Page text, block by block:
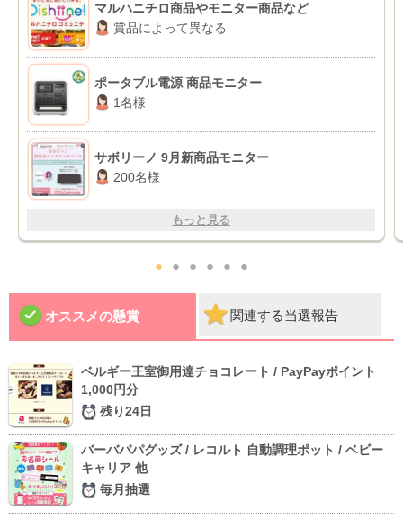
マルハニチロ商品やモニター商品など
賞品によって異なる
ポータブル電源 商品モニター
1名様
サボリーノ 9月新商品モニター
200名様
もっと見る
● ● ● ● ● ●
オススメの懸賞 関連する当選報告
ベルギー王室御用達チョコレート / PayPayポイント
1,000円分
残り24日
バーバパパグッズ / レコルト 自動調理ポット / ベビー
キャリア 他
毎月抽選